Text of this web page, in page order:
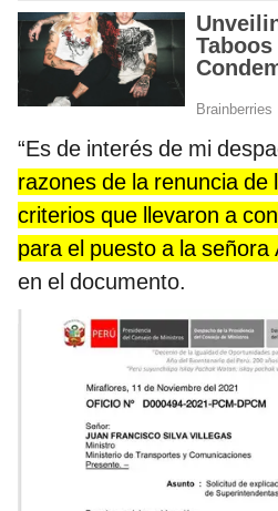
“Es de interés de mi
razones de la renuncia de
criterios que llevaron a
para el puesto a la señora
en el documento.